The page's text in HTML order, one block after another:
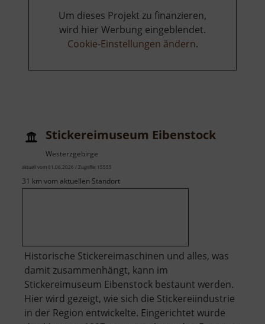
Um dieses Projekt zu finanzieren,
wird hier Werbung eingeblendet.
Cookie-Einstellungen ändern.
Stickereimuseum Eibenstock
Westerzgebirge
aktuell vom 01.06.2026 / Zugriffe: 15555
31 km vom aktuellen Standort
Historische Stickereimaschinen und alles, was
damit zusammenhängt, kann im
Stickereimuseum Eibenstock bestaunt werden.
Hier wird gezeigt, wie sich die Stickereiindustrie
in der Region entwickelte. Eingerichtet wurde